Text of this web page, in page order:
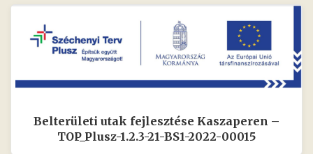
Belterületi utak fejlesztése Kaszaperen –
TOP_Plusz-1.2.3-21-BS1-2022-00015